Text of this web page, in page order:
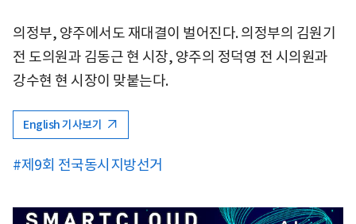
의정부, 양주에서도 재대결이 벌어진다. 의정부의 김원기
전 도의원과 김동근 현 시장, 양주의 정덕영 전 시의원과
강수현 현 시장이 맞붙는다.
English 기사보기
#제9회 전국동시지방선거